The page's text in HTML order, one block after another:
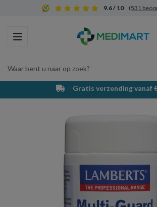
9.6 / 10 (531
Toggle navigation
Waar bent u naar op zoek?
Winkelwagen
Vul hem met
Gratis verzending vanaf